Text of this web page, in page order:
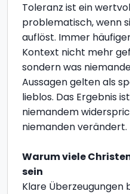
Toleranz ist ein
problematisch, wenn
auflöst. Immer
Kontext nicht mehr
sondern was
Aussagen gelten als
lieblos. Das Ergebnis
niemandem
niemanden verändert.
Warum viele
sein
Klare Überzeugungen